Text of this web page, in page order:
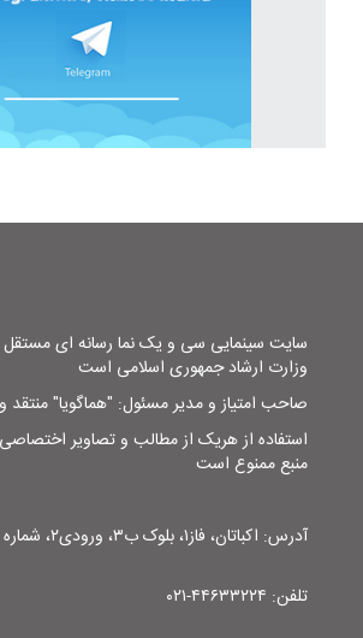
سایت سینمایی سی و یک نما رسانه ای مستقل
وزارت ارشاد جمهوری اسلامی است
صاحب امتیاز و مدیر مسئول: "هماگویا" منتقد و
منبع ممنوع است
آدرس: اکباتان، فاز۱، بلوک ب۳، ورودی۲، شماره ۴۳
تلفن: ۴۴۶۳۳۲۲۴-۰۲۱